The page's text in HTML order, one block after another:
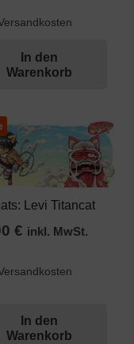
In den
Warenkorb
Levi Titancat
€ inkl. MwSt.
In den
Warenkorb